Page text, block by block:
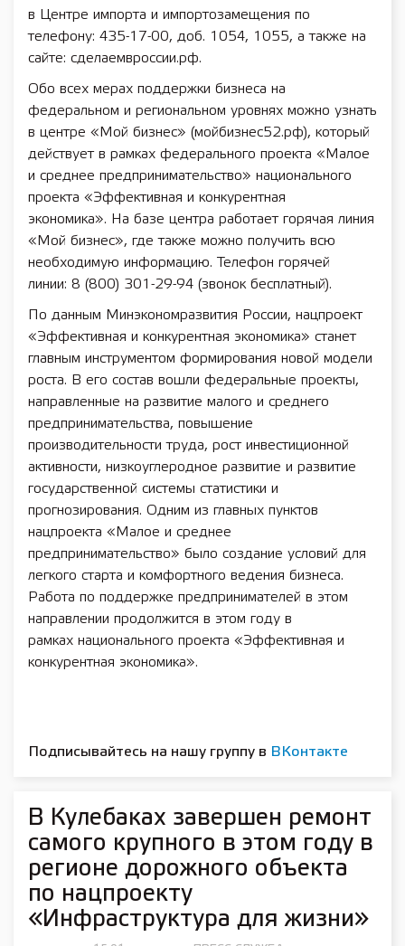
в Центре импорта и импортозамещения по
телефону: 435-17-00, доб. 1054, 1055, а также на
сайте: сделаемвроссии.рф.
Обо всех мерах поддержки бизнеса на
федеральном и региональном уровнях можно узнать
в центре «Мой бизнес» (мойбизнес52.рф), который
действует в рамках федерального проекта «Малое
и среднее предпринимательство» национального
проекта «Эффективная и конкурентная
экономика». На базе центра работает горячая линия
«Мой бизнес», где также можно получить всю
необходимую информацию. Телефон горячей
линии: 8 (800) 301-29-94 (звонок бесплатный).
По данным Минэкономразвития России, нацпроект
«Эффективная и конкурентная экономика» станет
главным инструментом формирования новой модели
роста. В его состав вошли федеральные проекты,
направленные на развитие малого и среднего
предпринимательства, повышение
производительности труда, рост инвестиционной
активности, низкоуглеродное развитие и развитие
государственной системы статистики и
прогнозирования. Одним из главных пунктов
нацпроекта «Малое и среднее
предпринимательство» было создание условий для
легкого старта и комфортного ведения бизнеса.
Работа по поддержке предпринимателей в этом
направлении продолжится в этом году в
рамках национального проекта «Эффективная и
конкурентная экономика».
Подписывайтесь на нашу группу в ВКонтакте
В Кулебаках завершен ремонт
самого крупного в этом году в
регионе дорожного объекта
по нацпроекту
«Инфраструктура для жизни»